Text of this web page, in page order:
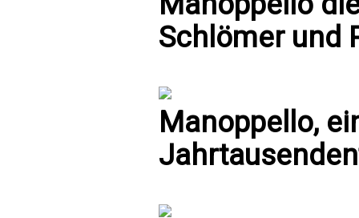
Schlömer und
Manoppello,